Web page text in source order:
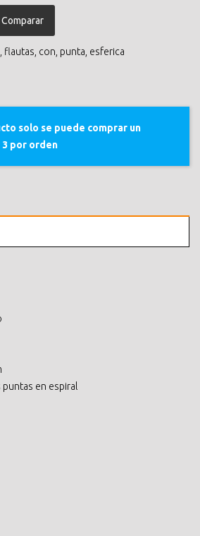
Comparar
flautas con punta esferica
solo se puede comprar un
3 por orden
en espiral